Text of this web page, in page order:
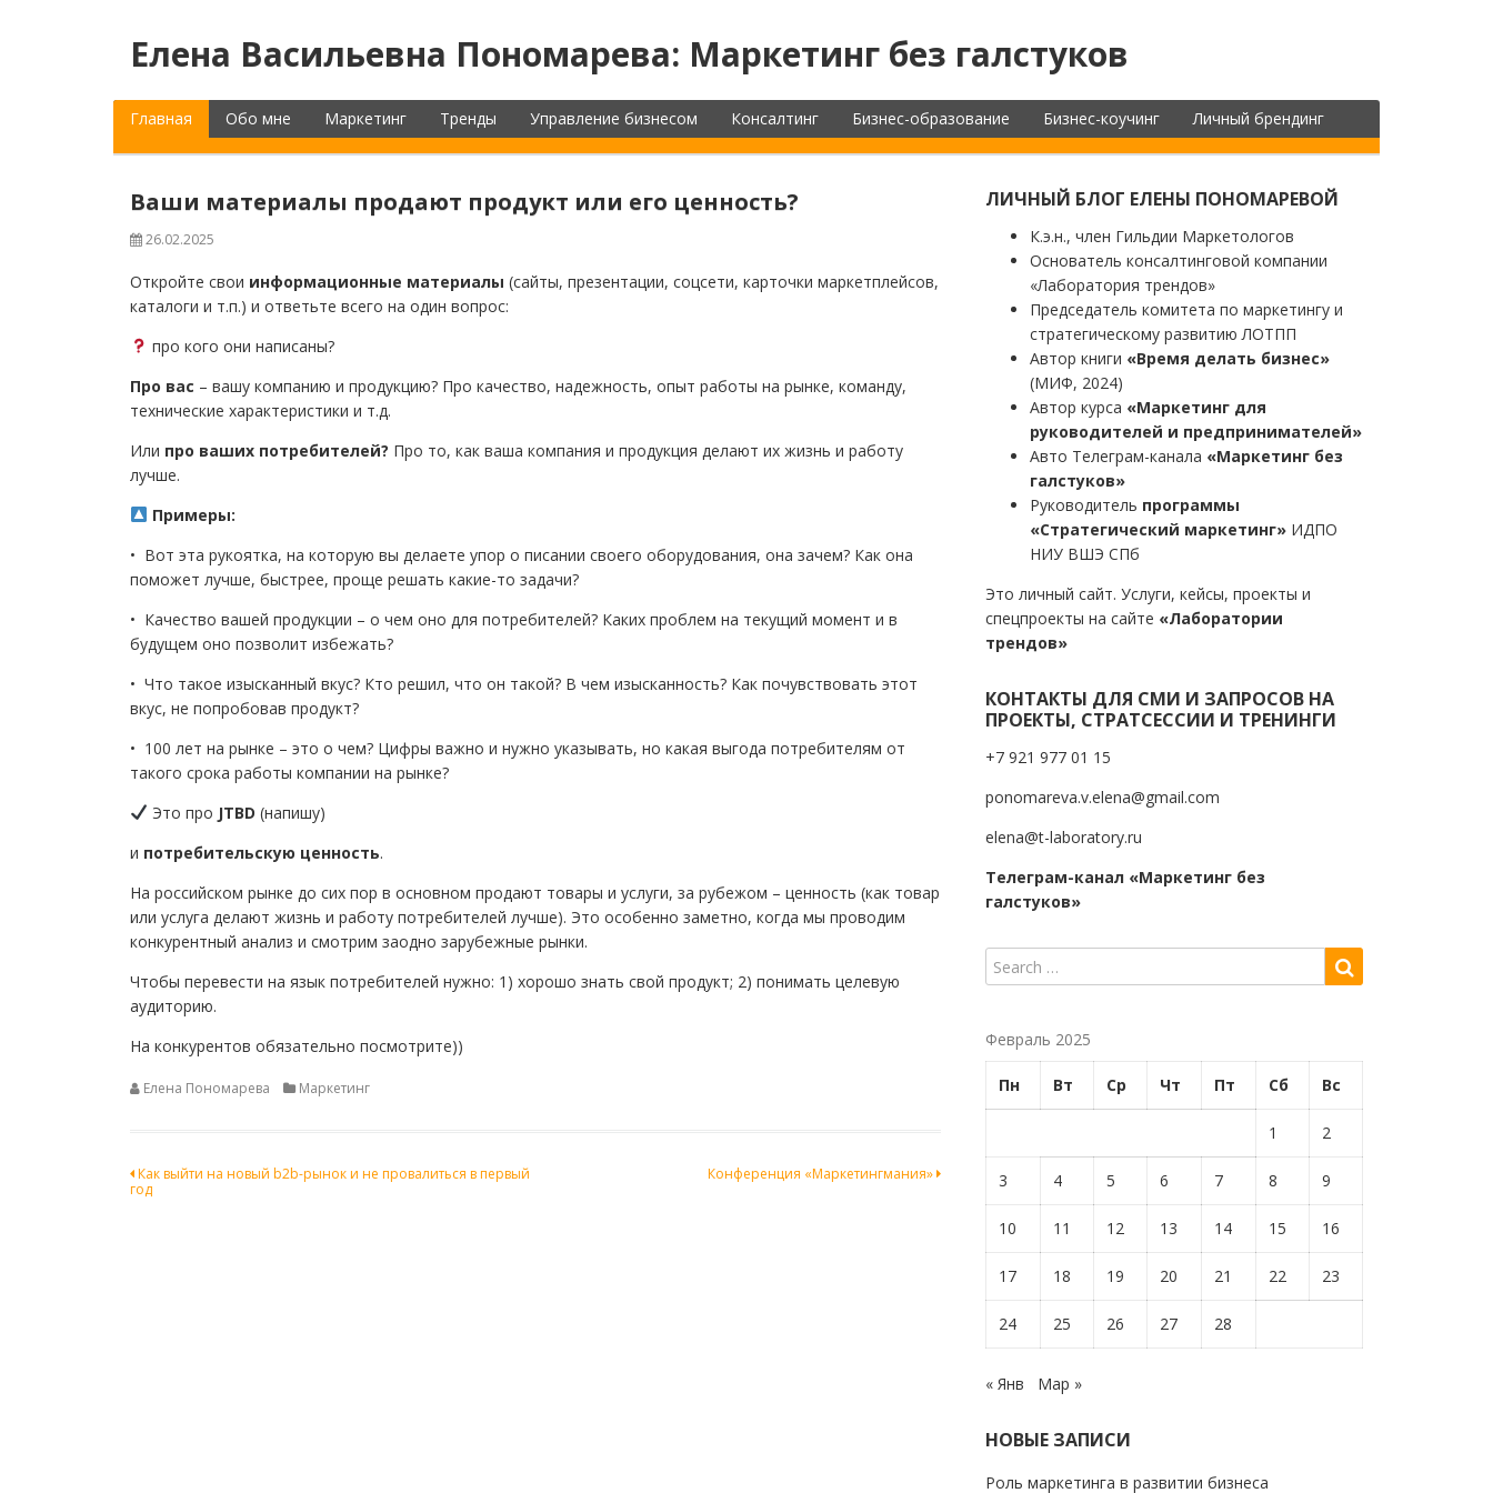
Елена Васильевна Пономарева: Маркетинг без галстуков
Главная Обо мне Маркетинг Тренды Управление бизнесом Консалтинг Бизнес-образование Бизнес-коучинг Личный брендинг
Ваши материалы продают продукт или его ценность?
26.02.2025
Откройте свои информационные материалы (сайты, презентации, соцсети, карточки маркетплейсов,
каталоги и т.п.) и ответьте всего на один вопрос:
про кого они написаны?
Про вас – вашу компанию и продукцию? Про качество, надежность, опыт работы на рынке, команду,
технические характеристики и т.д.
Или про ваших потребителей? Про то, как ваша компания и продукция делают их жизнь и работу
лучше.
Примеры:
• Вот эта рукоятка, на которую вы делаете упор о писании своего оборудования, она зачем? Как она
поможет лучше, быстрее, проще решать какие-то задачи?
• Качество вашей продукции – о чем оно для потребителей? Каких проблем на текущий момент и в
будущем оно позволит избежать?
• Что такое изысканный вкус? Кто решил, что он такой? В чем изысканность? Как почувствовать этот
вкус, не попробовав продукт?
• 100 лет на рынке – это о чем? Цифры важно и нужно указывать, но какая выгода потребителям от
такого срока работы компании на рынке?
Это про JTBD (напишу)
и потребительскую ценность.
На российском рынке до сих пор в основном продают товары и услуги, за рубежом – ценность (как товар
или услуга делают жизнь и работу потребителей лучше). Это особенно заметно, когда мы проводим
конкурентный анализ и смотрим заодно зарубежные рынки.
Чтобы перевести на язык потребителей нужно: 1) хорошо знать свой продукт; 2) понимать целевую
аудиторию.
На конкурентов обязательно посмотрите))
Елена Пономарева Маркетинг
Навигация
Как выйти на новый b2b-рынок и не провалиться в первый
год
Конференция «Маркетингмания»
ЛИЧНЫЙ БЛОГ ЕЛЕНЫ ПОНОМАРЕВОЙ
К.э.н., член Гильдии Маркетологов
Основатель консалтинговой компании
«Лаборатория трендов»
Председатель комитета по маркетингу и
стратегическому развитию ЛОТПП
Автор книги «Время делать бизнес»
(МИФ, 2024)
Автор курса «Маркетинг для
руководителей и предпринимателей»
Авто Телеграм-канала «Маркетинг без
галстуков»
Руководитель программы
«Стратегический маркетинг» ИДПО
НИУ ВШЭ СПб
Это личный сайт. Услуги, кейсы, проекты и
спецпроекты на сайте «Лаборатории
трендов»
КОНТАКТЫ ДЛЯ СМИ И ЗАПРОСОВ НА
ПРОЕКТЫ, СТРАТСЕССИИ И ТРЕНИНГИ
+7 921 977 01 15
ponomareva.v.elena@gmail.com
elena@t-laboratory.ru
Телеграм-канал «Маркетинг без
галстуков»
Февраль 2025
Пн Вт Ср Чт Пт Сб Вс
1 2
3 4 5 6 7 8 9
10 11 12 13 14 15 16
17 18 19 20 21 22 23
24 25 26 27 28
« Янв Мар »
НОВЫЕ ЗАПИСИ
Роль маркетинга в развитии бизнеса